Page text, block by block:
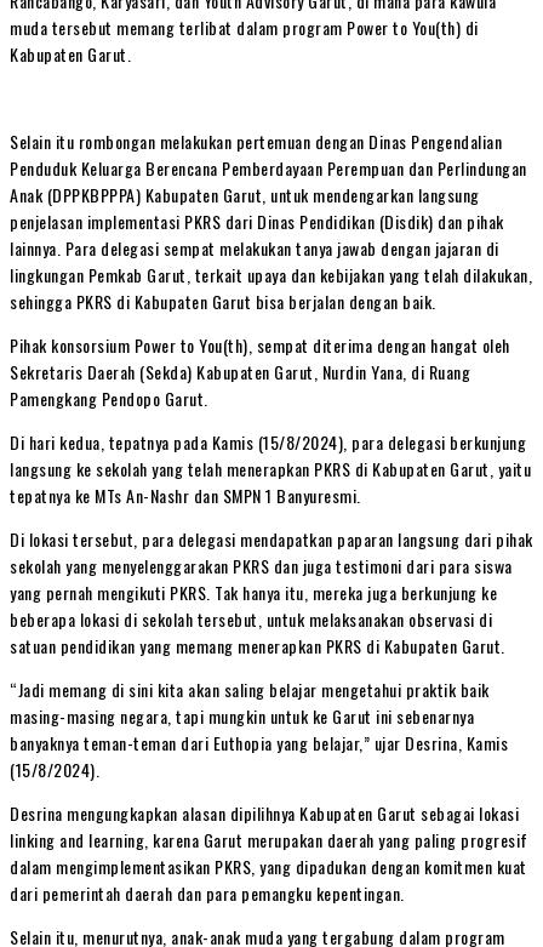
muda tersebut memang terlibat dalam program Power to You(th) di
Kabupaten Garut.
Selain itu rombongan melakukan pertemuan dengan Dinas Pengendalian
Penduduk Keluarga Berencana Pemberdayaan Perempuan dan Perlindungan
Anak (DPPKBPPPA) Kabupaten Garut, untuk mendengarkan langsung
penjelasan implementasi PKRS dari Dinas Pendidikan (Disdik) dan pihak
lainnya. Para delegasi sempat melakukan tanya jawab dengan jajaran di
lingkungan Pemkab Garut, terkait upaya dan kebijakan yang telah dilakukan,
sehingga PKRS di Kabupaten Garut bisa berjalan dengan baik.
Pihak konsorsium Power to You(th), sempat diterima dengan hangat oleh
Sekretaris Daerah (Sekda) Kabupaten Garut, Nurdin Yana, di Ruang
Pamengkang Pendopo Garut.
Di hari kedua, tepatnya pada Kamis (15/8/2024), para delegasi berkunjung
langsung ke sekolah yang telah menerapkan PKRS di Kabupaten Garut, yaitu
tepatnya ke MTs An-Nashr dan SMPN 1 Banyuresmi.
Di lokasi tersebut, para delegasi mendapatkan paparan langsung dari pihak
sekolah yang menyelenggarakan PKRS dan juga testimoni dari para siswa
yang pernah mengikuti PKRS. Tak hanya itu, mereka juga berkunjung ke
beberapa lokasi di sekolah tersebut, untuk melaksanakan observasi di
satuan pendidikan yang memang menerapkan PKRS di Kabupaten Garut.
“Jadi memang di sini kita akan saling belajar mengetahui praktik baik
masing-masing negara, tapi mungkin untuk ke Garut ini sebenarnya
banyaknya teman-teman dari Euthopia yang belajar,” ujar Desrina, Kamis
(15/8/2024).
Desrina mengungkapkan alasan dipilihnya Kabupaten Garut sebagai lokasi
linking and learning, karena Garut merupakan daerah yang paling progresif
dalam mengimplementasikan PKRS, yang dipadukan dengan komitmen kuat
dari pemerintah daerah dan para pemangku kepentingan.
Selain itu, menurutnya, anak-anak muda yang tergabung dalam program